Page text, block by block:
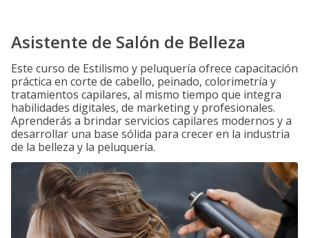
Asistente de Salón de Belleza
Este curso de Estilismo y peluquería ofrece capacitación
práctica en corte de cabello, peinado, colorimetría y
tratamientos capilares, al mismo tiempo que integra
habilidades digitales, de marketing y profesionales.
Aprenderás a brindar servicios capilares modernos y a
desarrollar una base sólida para crecer en la industria
de la belleza y la peluquería.